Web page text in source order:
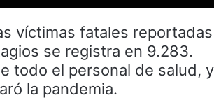
víctimas fatales
se registra en 9.283.
todo el personal de salud,
la pandemia.